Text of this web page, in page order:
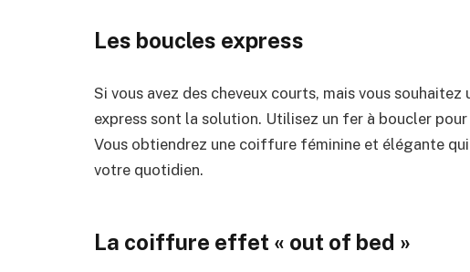
Les boucles express
Si vous avez des cheveux courts, mais vous
express sont la solution. Utilisez un fer à boucler
Vous obtiendrez une coiffure féminine et élégante
votre quotidien.
La coiffure effet « out of bed »